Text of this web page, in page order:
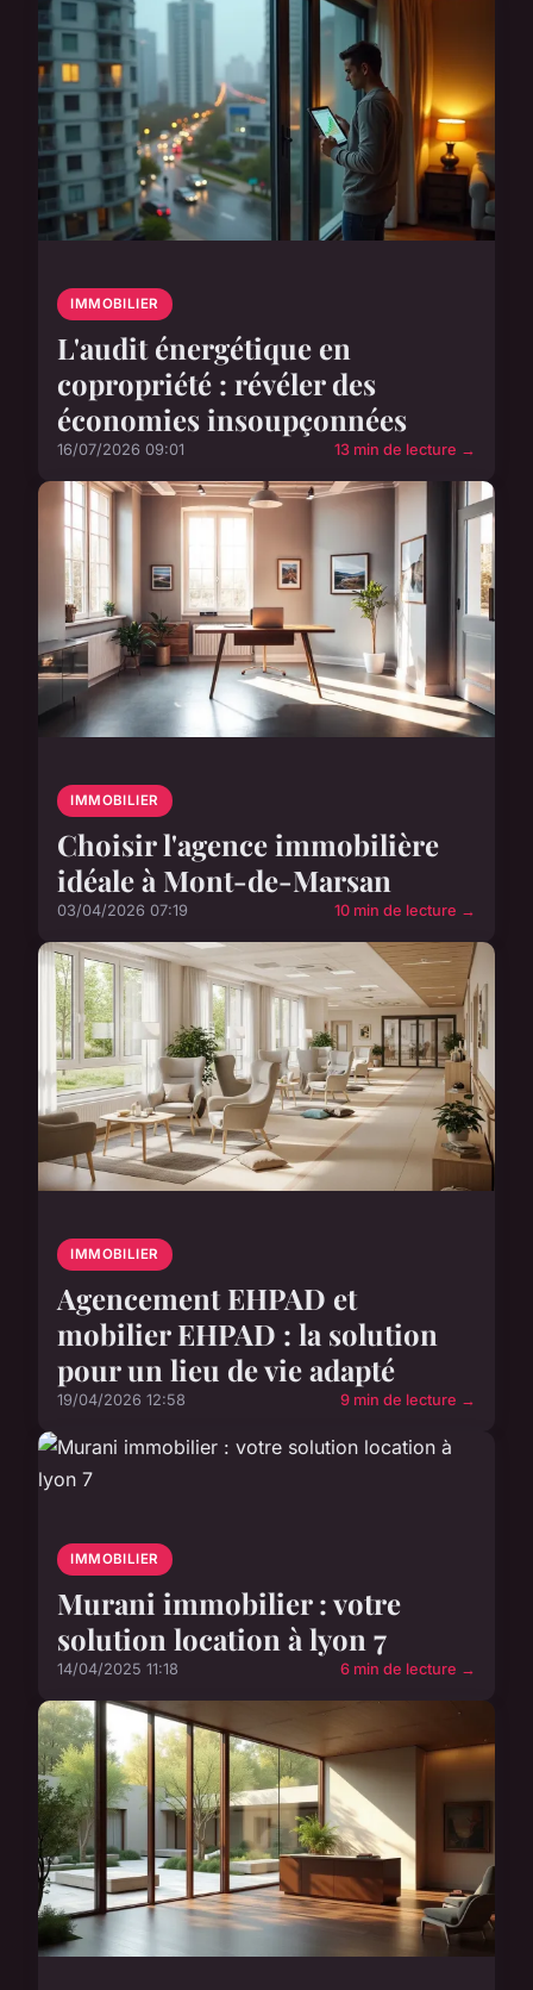
IMMOBILIER
L'audit énergétique en
copropriété : révéler des
économies insoupçonnées
16/07/2026 09:01 13 min de lecture →
IMMOBILIER
Choisir l'agence immobilière
idéale à Mont-de-Marsan
03/04/2026 07:19 10 min de lecture →
IMMOBILIER
Agencement EHPAD et
mobilier EHPAD : la solution
pour un lieu de vie adapté
19/04/2026 12:58 9 min de lecture →
IMMOBILIER
Murani immobilier : votre
solution location à lyon 7
14/04/2025 11:18 6 min de lecture →